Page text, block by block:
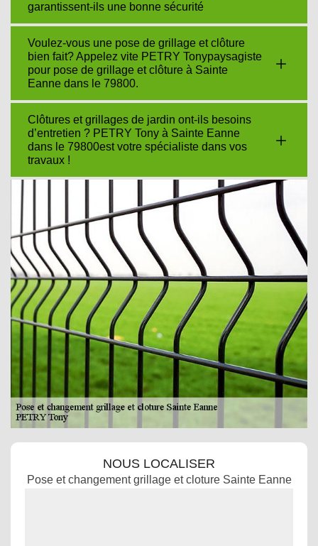
garantissent-ils une bonne sécurité
Voulez-vous une pose de grillage et clôture
bien fait? Appelez vite PETRY Tonypaysagiste
pour pose de grillage et clôture à Sainte
Eanne dans le 79800.
Clôtures et grillages de jardin ont-ils besoins
d’entretien ? PETRY Tony à Sainte Eanne
dans le 79800est votre spécialiste dans vos
travaux !
NOUS LOCALISER
Pose et changement grillage et cloture Sainte Eanne